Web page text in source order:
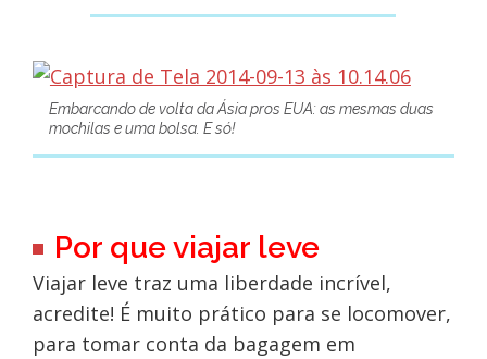
Embarcando de volta da Ásia pros EUA: as mesmas duas
mochilas e uma bolsa. E só!
Por que viajar leve
Viajar leve traz uma liberdade incrível,
acredite! É muito prático para se locomover,
para tomar conta da bagagem em